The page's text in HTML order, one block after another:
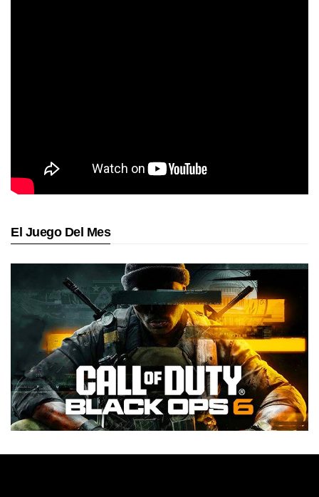
El Juego Del Mes